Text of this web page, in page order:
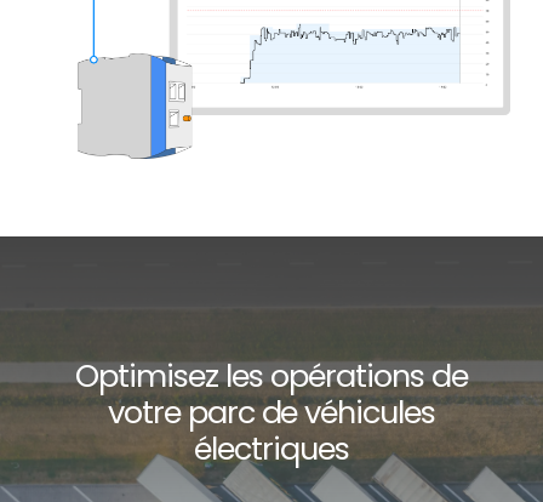
Optimisez les opérations de
votre parc de véhicules
électriques